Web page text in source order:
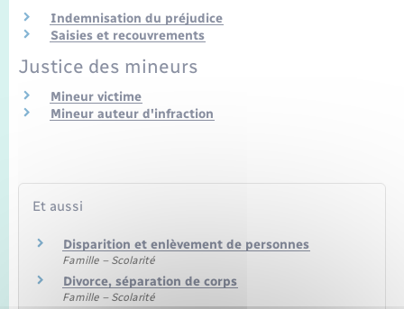
Indemnisation du préjudice
Saisies et recouvrements
Justice des mineurs
Mineur victime
Mineur auteur d'infraction
Et aussi
Disparition et enlèvement de personnes
Famille – Scolarité
Divorce, séparation de corps
Famille – Scolarité